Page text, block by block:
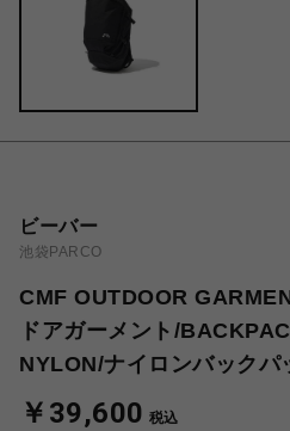
ビーバー
池袋PARCO
CMF OUTDOOR
ドアガーメント/
NYLON/ナイロンバックパ
￥39,600 税込